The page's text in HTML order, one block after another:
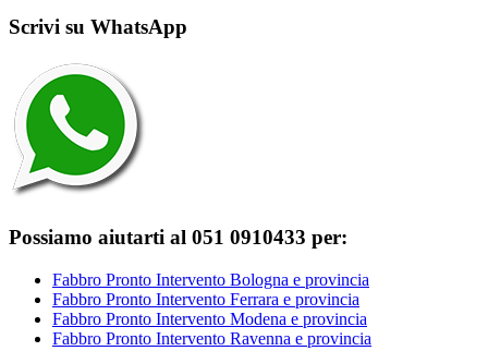
Scrivi su WhatsApp
Possiamo aiutarti al 051 0910433 per:
Fabbro Pronto Intervento Bologna e provincia
Fabbro Pronto Intervento Ferrara e provincia
Fabbro Pronto Intervento Modena e provincia
Fabbro Pronto Intervento Ravenna e provincia